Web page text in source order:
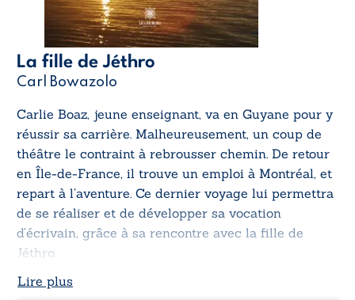
La fille de Jéthro
Carl Bowazolo
Carlie Boaz, jeune enseignant, va en Guyane pour y
réussir sa carrière. Malheureusement, un coup de
théâtre le contraint à rebrousser chemin. De retour
en Île-de-France, il trouve un emploi à Montréal, et
repart à l’aventure. Ce dernier voyage lui permettra
de se réaliser et de développer sa vocation
d’écrivain, grâce à sa rencontre avec la fille de
Jéthro.
Lire plus